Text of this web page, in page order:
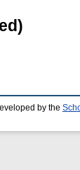
by the